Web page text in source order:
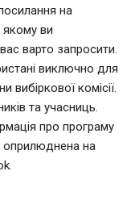
на
якому ви
варто запросити.
виключно для
вибіркової комісії.
та учасниць.
про програму
оприлюднена на